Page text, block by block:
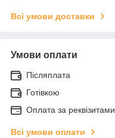
Всі умови доставки
Умови оплати
Післяплата
Готівкою
Оплата за реквізитами
Всі умови оплати